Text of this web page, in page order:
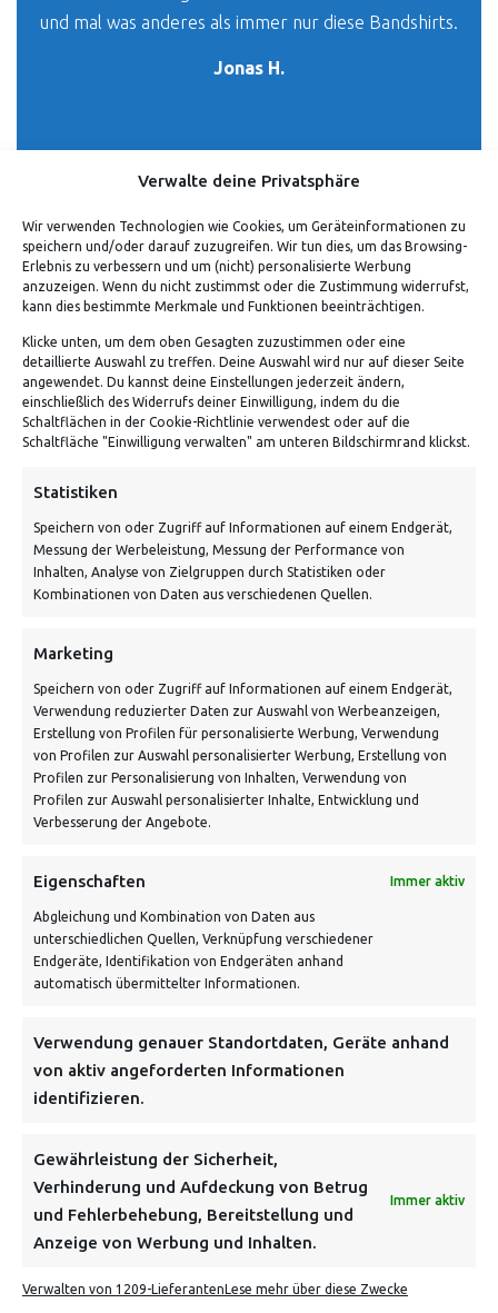
Verwalte deine Privatsphäre
Wir verwenden Technologien wie Cookies, um Geräteinformationen zu
speichern und/oder darauf zuzugreifen. Wir tun dies, um das Browsing-
Erlebnis zu verbessern und um (nicht) personalisierte Werbung
anzuzeigen. Wenn du nicht zustimmst oder die Zustimmung widerrufst,
kann dies bestimmte Merkmale und Funktionen beeinträchtigen.
Klicke unten, um dem oben Gesagten zuzustimmen oder eine
detaillierte Auswahl zu treffen. Deine Auswahl wird nur auf dieser Seite
angewendet. Du kannst deine Einstellungen jederzeit ändern,
einschließlich des Widerrufs deiner Einwilligung, indem du die
Schaltflächen in der Cookie-Richtlinie verwendest oder auf die
Schaltfläche "Einwilligung verwalten" am unteren Bildschirmrand klickst.
Statistiken
Speichern von oder Zugriff auf Informationen auf einem Endgerät,
Messung der Werbeleistung, Messung der Performance von
Inhalten, Analyse von Zielgruppen durch Statistiken oder
Kombinationen von Daten aus verschiedenen Quellen.
Marketing
Speichern von oder Zugriff auf Informationen auf einem Endgerät,
Verwendung reduzierter Daten zur Auswahl von Werbeanzeigen,
Erstellung von Profilen für personalisierte Werbung, Verwendung
von Profilen zur Auswahl personalisierter Werbung, Erstellung von
Profilen zur Personalisierung von Inhalten, Verwendung von
Profilen zur Auswahl personalisierter Inhalte, Entwicklung und
Verbesserung der Angebote.
Eigenschaften Immer aktiv
Abgleichung und Kombination von Daten aus
unterschiedlichen Quellen, Verknüpfung verschiedener
Endgeräte, Identifikation von Endgeräten anhand
automatisch übermittelter Informationen.
Verwendung genauer Standortdaten, Geräte anhand
von aktiv angeforderten Informationen
identifizieren.
Gewährleistung der Sicherheit,
Verhinderung und Aufdeckung von Betrug
und Fehlerbehebung, Bereitstellung und
Anzeige von Werbung und Inhalten.
Immer aktiv
Verwalten von 1209-LieferantenLese mehr über diese Zwecke
und mal was anderes als immer nur diese Bandshirts.
Jonas H.
ADRESSE
Von Tiling GmbH
Kontakt: Mo - Fr von 10:00 bis 18:00 Uhr
info@vontiling.de
VERSANDKOSTENHINWEIS:
NEWSLETTER
Danke, deine Registrierung war erfolgreich! Bitte prüfe
FOLGE UNS
INFORMATIONEN